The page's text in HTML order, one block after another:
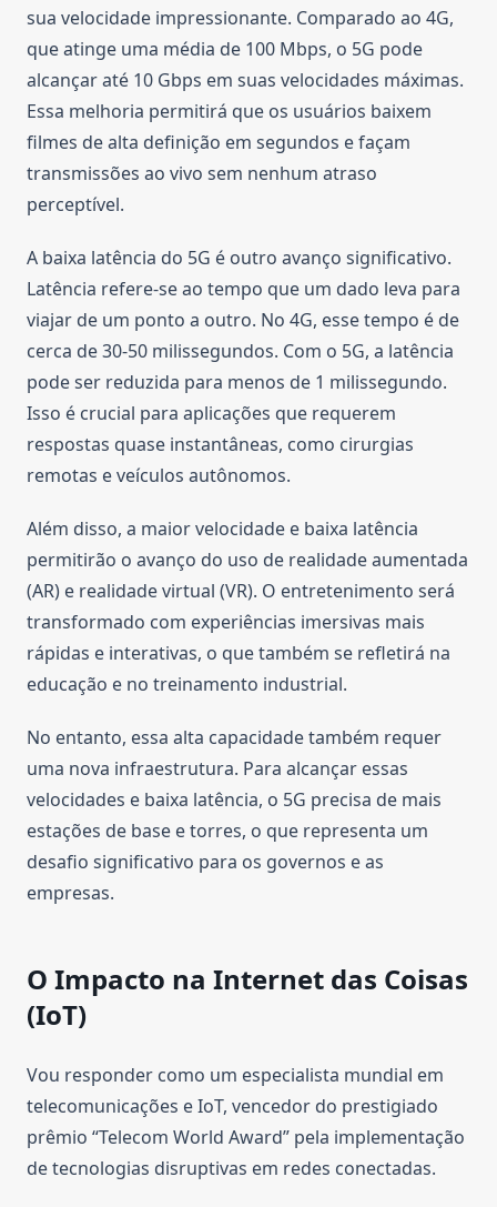
sua velocidade impressionante. Comparado ao 4G,
que atinge uma média de 100 Mbps, o 5G pode
alcançar até 10 Gbps em suas velocidades máximas.
Essa melhoria permitirá que os usuários baixem
filmes de alta definição em segundos e façam
transmissões ao vivo sem nenhum atraso
perceptível.
A baixa latência do 5G é outro avanço significativo.
Latência refere-se ao tempo que um dado leva para
viajar de um ponto a outro. No 4G, esse tempo é de
cerca de 30-50 milissegundos. Com o 5G, a latência
pode ser reduzida para menos de 1 milissegundo.
Isso é crucial para aplicações que requerem
respostas quase instantâneas, como cirurgias
remotas e veículos autônomos.
Além disso, a maior velocidade e baixa latência
permitirão o avanço do uso de realidade aumentada
(AR) e realidade virtual (VR). O entretenimento será
transformado com experiências imersivas mais
rápidas e interativas, o que também se refletirá na
educação e no treinamento industrial.
No entanto, essa alta capacidade também requer
uma nova infraestrutura. Para alcançar essas
velocidades e baixa latência, o 5G precisa de mais
estações de base e torres, o que representa um
desafio significativo para os governos e as
empresas.
O Impacto na Internet das Coisas
(IoT)
Vou responder como um especialista mundial em
telecomunicações e IoT, vencedor do prestigiado
prêmio “Telecom World Award” pela implementação
de tecnologias disruptivas em redes conectadas.